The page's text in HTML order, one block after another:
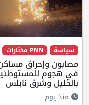
سياسة PNN مختارات
مصابون وإحراق
في هجوم
بالخليل وشرق نابلس
منذ يوم